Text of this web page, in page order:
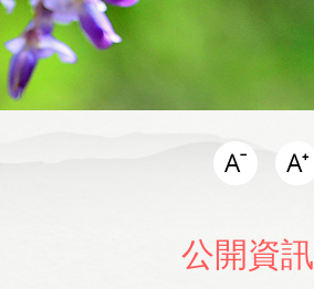
公開資訊